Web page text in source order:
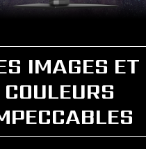
IMAGES ET
COULEURS